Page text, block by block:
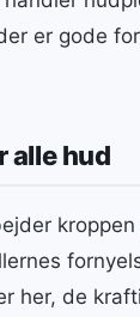
er gode
alle hud
her, de